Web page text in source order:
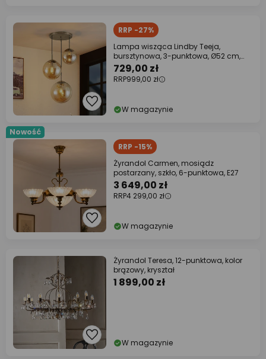
RRP -27%
Lampa wisząca Lindby Teeja,
bursztynowa, 3-punktowa, Ø52 cm,
szkło, E27
729,00 zł
RRP999,00 zł
W magazynie
Nowość
RRP -15%
Żyrandol Carmen, mosiądz
postarzany, szkło, 6-punktowa, E27
3 649,00 zł
RRP4 299,00 zł
W magazynie
Żyrandol Teresa, 12-punktowa, kolor
brązowy, kryształ
1 899,00 zł
W magazynie